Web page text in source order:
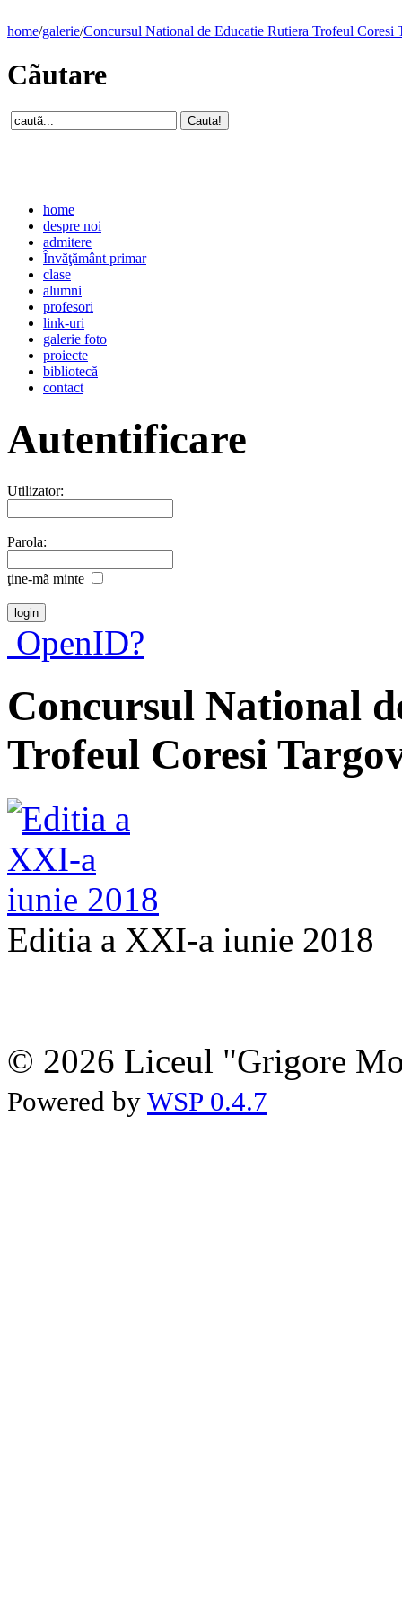
home/galerie/Concursul National de Educatie Rutiera Trofeul Coresi
Cãutare
home
despre noi
admitere
Învăţământ primar
clase
alumni
profesori
link-uri
galerie foto
proiecte
bibliotecă
contact
Autentificare
Utilizator:
Parola:
ţine-mã minte
OpenID?
Concursul National
Trofeul Coresi
Editia a XXI-a iunie 2018
© 2026 Liceul "Grigore
Powered by WSP 0.4.7